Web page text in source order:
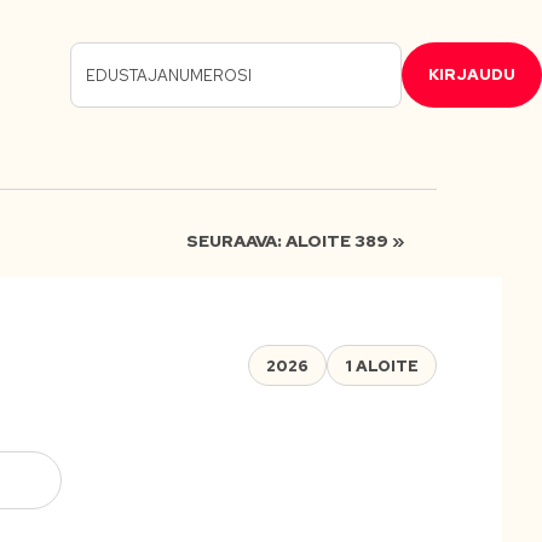
KIRJAUDU
SEURAAVA: ALOITE 389 »
2026 1 ALOITE